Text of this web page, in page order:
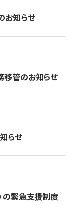
お知らせ
移管のお知らせ
らせ
の緊急支援制度